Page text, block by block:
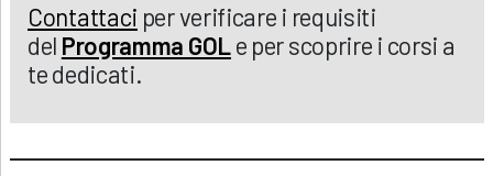
Contattaci per verificare i requisiti
del Programma GOLe per scoprire i corsi a
te dedicati.